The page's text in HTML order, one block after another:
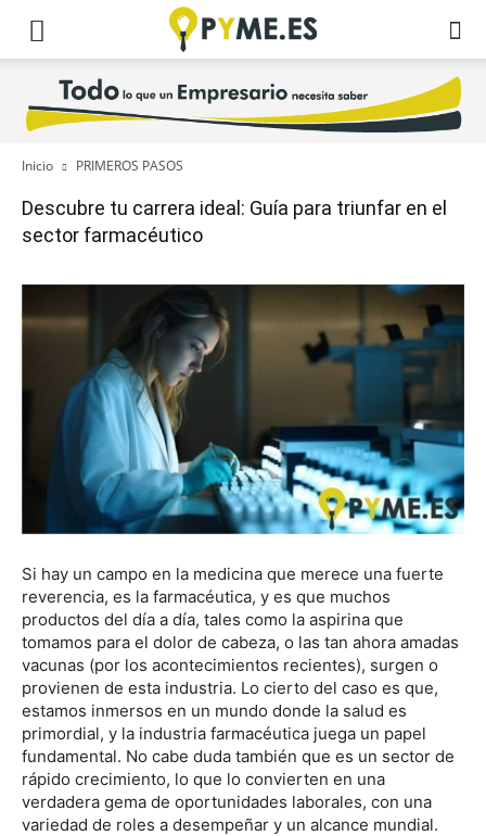
Inicio PRIMEROS PASOS
Descubre tu carrera ideal: Guía para triunfar en el
sector farmacéutico
Si hay un campo en la medicina que merece una fuerte
reverencia, es la farmacéutica, y es que muchos
productos del día a día, tales como la aspirina que
tomamos para el dolor de cabeza, o las tan ahora amadas
vacunas (por los acontecimientos recientes), surgen o
provienen de esta industria. Lo cierto del caso es que,
estamos inmersos en un mundo donde la salud es
primordial, y la industria farmacéutica juega un papel
fundamental. No cabe duda también que es un sector de
rápido crecimiento, lo que lo convierten en una
verdadera gema de oportunidades laborales, con una
variedad de roles a desempeñar y un alcance mundial.